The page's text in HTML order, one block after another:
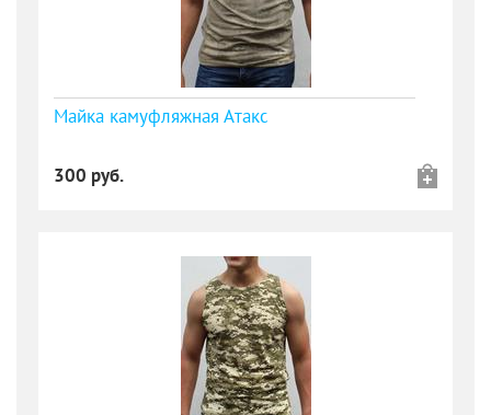
Майка камуфляжная Атакс
300 руб.